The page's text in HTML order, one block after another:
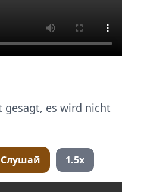
gesagt, es wird nicht
Слушай 1.5x